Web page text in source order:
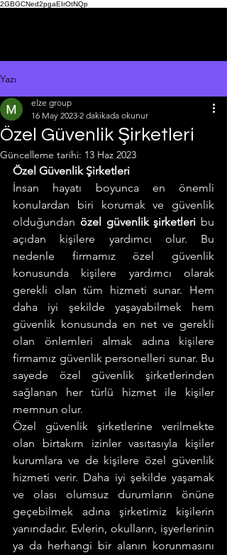
2GBGCNed2pgaEIrOtNQp
Yazı
Özel Güvenlik Şirketleri
elze group
16 May 2023 2 dakikada okunur
Güncelleme tarihi: 13 Haz 2023
Özel Güvenlik Şirketleri
İnsan hayatı boyunca en önemli
konulardan biri korumak ve güvenlik
olduğundan özel güvenlik şirketleri bu
açıdan kişilere yardımcı olur. Bu
nedenle firmamız özel güvenlik
konusunda kişilere yardımcı olarak
gerekli olan tüm hizmeti sunar. Hem
daha iyi şekilde yaşayabilmek hem
güvenlik konusunda en net ve gerekli
olan önlemleri almak adına kişilere
firmamız güvenlik personelleri sunar. Bu
sayede özel güvenlik şirketlerinden
sağlanan her türlü hizmet ile kişiler
memnun olur.
Özel güvenlik şirketlerine verilmekte
olan birtakım izinler vasıtasıyla kişiler
kurumlara ve de kişilere özel güvenlik
hizmeti verir. Daha iyi şekilde yaşamak
ve olası olumsuz durumların önüne
geçebilmek adına şirketimiz kişilerin
yanındadır. Evlerin, okulların, işyerlerinin
ya da herhangi bir alanın korunmasını